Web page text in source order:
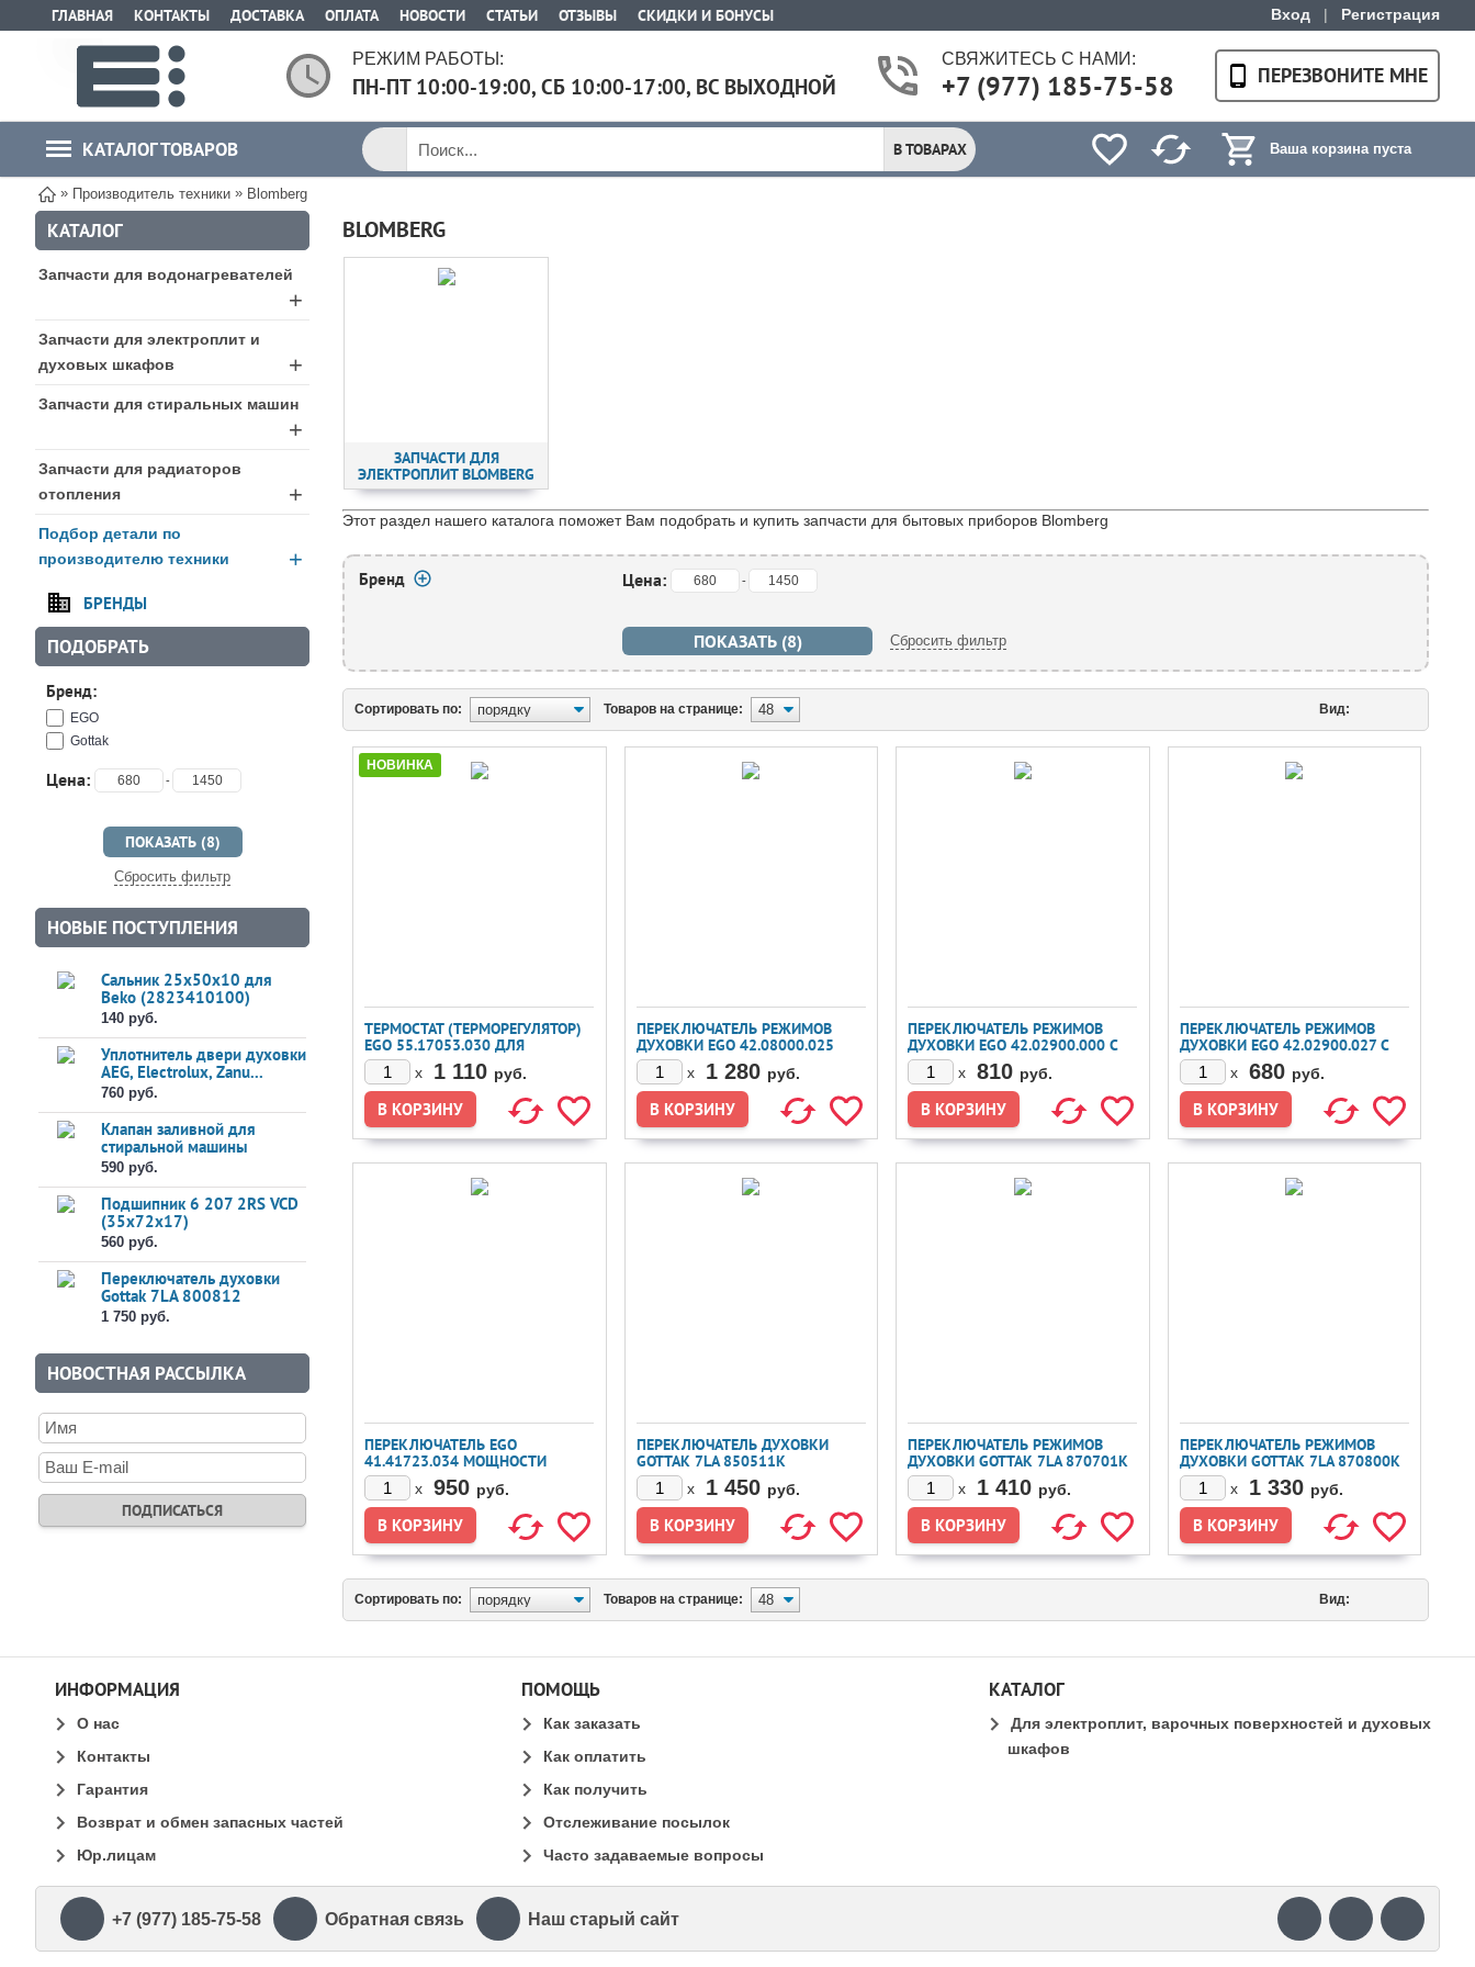
ГЛАВНАЯ КОНТАКТЫ ДОСТАВКА ОПЛАТА НОВОСТИ СТАТЬИ ОТЗЫВЫ СКИДКИ И БОНУСЫ Вход | Регистрация
РЕЖИМ РАБОТЫ:
ПН-ПТ 10:00-19:00, СБ 10:00-17:00, ВС ВЫХОДНОЙ
СВЯЖИТЕСЬ С НАМИ:
+7 (977) 185-75-58 ПЕРЕЗВОНИТЕ МНЕ
КАТАЛОГ ТОВАРОВ Ваша корзина пуста
В ТОВАРАХ
» Производитель техники » Blomberg
КАТАЛОГ
Запчасти для водонагревателей
+
Запчасти для электроплит и
духовых шкафов
+
Запчасти для стиральных машин
+
Запчасти для радиаторов
отопления
+
Подбор детали по
производителю техники
+
БРЕНДЫ
ПОДОБРАТЬ
Бренд:
EGO
Gottak
Цена: -
Сбросить фильтр
НОВЫЕ ПОСТУПЛЕНИЯ
Сальник 25x50x10 для
Beko (2823410100)
140 руб.
Уплотнитель двери духовки
AEG, Electrolux, Zanu...
760 руб.
Клапан заливной для
стиральной машины
1Wx180 (2...
590 руб.
Подшипник 6 207 2RS VCD
(35x72x17)
560 руб.
Переключатель духовки
Gottak 7LA 800812
1 750 руб.
НОВОСТНАЯ РАССЫЛКА
BLOMBERG
ЗАПЧАСТИ ДЛЯ
ЭЛЕКТРОПЛИТ BLOMBERG
Этот раздел нашего каталога поможет Вам подобрать и купить запчасти для бытовых приборов Blomberg
Бренд Цена: -
Сбросить фильтр
Сортировать по: Товаров на странице: Вид:
НОВИНКА
ТЕРМОСТАТ (ТЕРМОРЕГУЛЯТОР)
EGO 55.17053.030 ДЛЯ
ДУХОВКИ, ДУХОВОГО ШКАФА
BEKO
x 1 110 руб.
ПЕРЕКЛЮЧАТЕЛЬ РЕЖИМОВ
ДУХОВКИ EGO 42.08000.025
x 1 280 руб.
ПЕРЕКЛЮЧАТЕЛЬ РЕЖИМОВ
ДУХОВКИ EGO 42.02900.000 С
КРЕПЛЕНИЕМ ПОД
ТЕРМОРЕГУЛЯТОР
x 810 руб.
ПЕРЕКЛЮЧАТЕЛЬ РЕЖИМОВ
ДУХОВКИ EGO 42.02900.027 С
КРЕПЛЕНИЕМ ПОД
ТЕРМОРЕГУЛЯТОР
x 680 руб.
ПЕРЕКЛЮЧАТЕЛЬ EGO
41.41723.034 МОЩНОСТИ
КОНФОРКИ ПЛИТ ARISTON, BEKO,
BLOMBERG
x 950 руб.
ПЕРЕКЛЮЧАТЕЛЬ ДУХОВКИ
GOTTAK 7LA 850511K
x 1 450 руб.
ПЕРЕКЛЮЧАТЕЛЬ РЕЖИМОВ
ДУХОВКИ GOTTAK 7LA 870701K
x 1 410 руб.
ПЕРЕКЛЮЧАТЕЛЬ РЕЖИМОВ
ДУХОВКИ GOTTAK 7LA 870800K
x 1 330 руб.
Сортировать по: Товаров на странице: Вид:
ИНФОРМАЦИЯ
О нас
Контакты
Гарантия
Возврат и обмен запасных частей
Юр.лицам
ПОМОЩЬ
Как заказать
Как оплатить
Как получить
Отслеживание посылок
Часто задаваемые вопросы
КАТАЛОГ
Для электроплит, варочных поверхностей и духовых
шкафов
+7 (977) 185-75-58 Обратная связь Наш старый сайт